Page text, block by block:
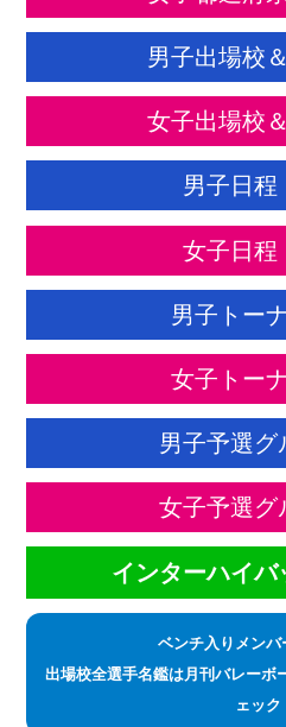
男子出場校
女子出場校
男子日程
女子日程
男子トー
女子トー
男子予選グ
女子予選グ
インターハイバ
ベンチ入りメン
出場校全選手名鑑は月刊バレーボ
ェック